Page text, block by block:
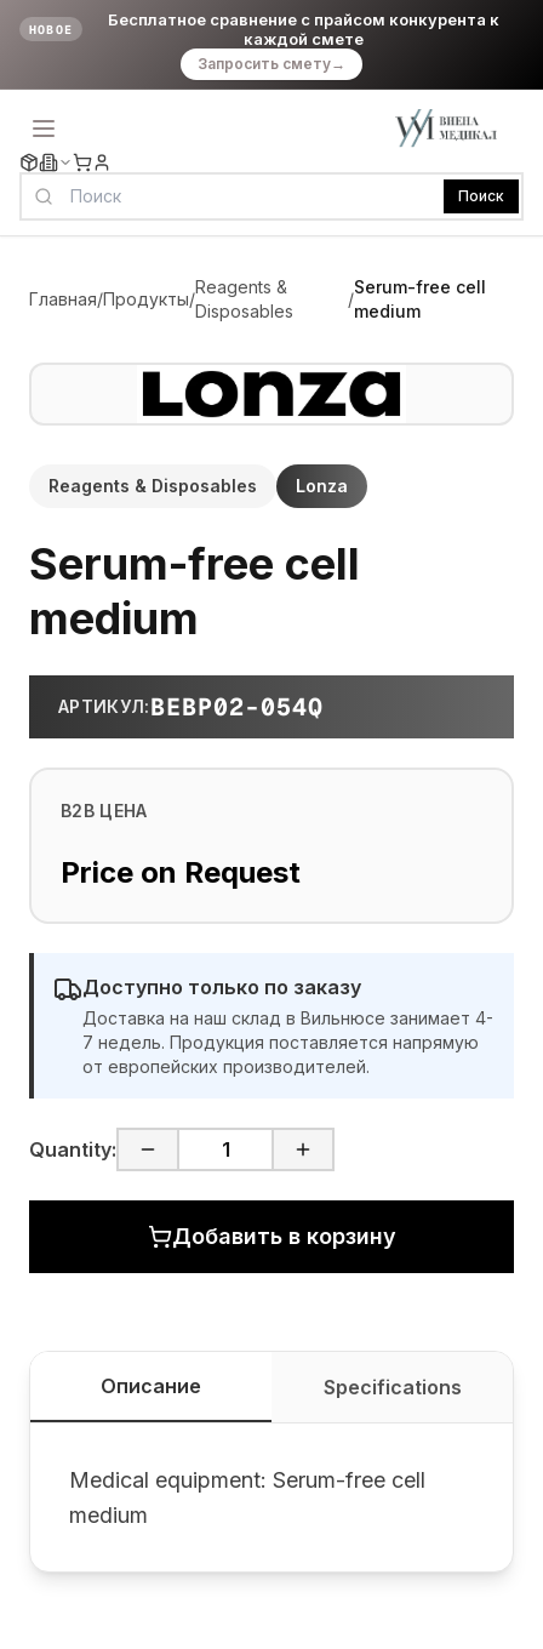
НОВОЕ
Бесплатное сравнение с прайсом конкурента к
каждой смете
Запросить смету→
Поиск
Главная/Продукты/
Reagents &
Disposables
/
Serum-free cell
medium
Reagents & Disposables Lonza
Serum-free cell
medium
АРТИКУЛ:BEBP02-054Q
B2B ЦЕНА
Price on Request
Доступно только по заказу
Доставка на наш склад в Вильнюсе занимает 4-
7 недель. Продукция поставляется напрямую
от европейских производителей.
Quantity:
Добавить в корзину
Описание Specifications
Medical equipment: Serum-free cell
medium